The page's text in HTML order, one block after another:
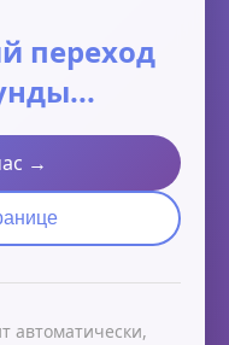
переход
→
автоматически,